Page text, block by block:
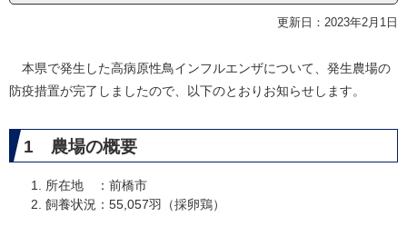
更新日：2023年2月1日
本県で発生した高病原性鳥インフルエンザについて、発生農場の
防疫措置が完了しましたので、以下のとおりお知らせします。
1 農場の概要
所在地 ：前橋市
飼養状況：55,057羽（採卵鶏）